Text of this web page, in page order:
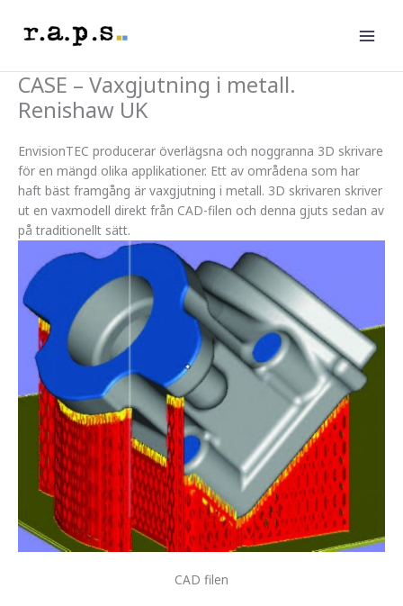
CASE – Vaxgjutning i metall.
Renishaw UK
EnvisionTEC producerar överlägsna och noggranna 3D skrivare
för en mängd olika applikationer. Ett av områdena som har
haft bäst framgång är vaxgjutning i metall. 3D skrivaren skriver
ut en vaxmodell direkt från CAD-filen och denna gjuts sedan av
på traditionellt sätt.
CAD filen